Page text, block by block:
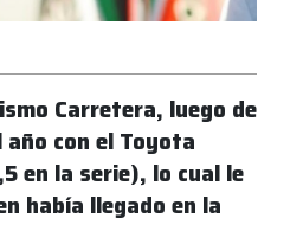
Carretera, luego de
con el Toyota
en la serie), lo cual le
había llegado en la